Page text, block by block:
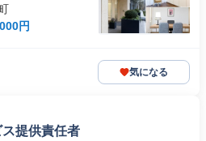
円
気になる
提供責任者